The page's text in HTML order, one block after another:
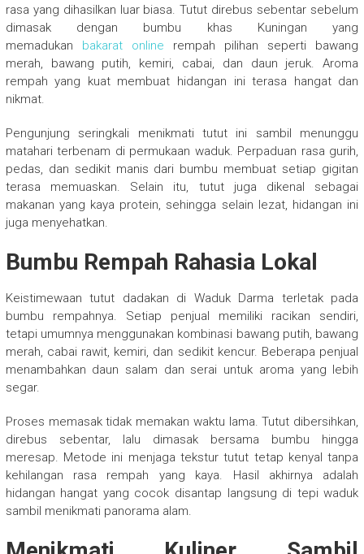
rasa yang dihasilkan luar biasa. Tutut direbus sebentar sebelum
dimasak dengan bumbu khas Kuningan yang
memadukan bakarat online rempah pilihan seperti bawang
merah, bawang putih, kemiri, cabai, dan daun jeruk. Aroma
rempah yang kuat membuat hidangan ini terasa hangat dan
nikmat.
Pengunjung seringkali menikmati tutut ini sambil menunggu
matahari terbenam di permukaan waduk. Perpaduan rasa gurih,
pedas, dan sedikit manis dari bumbu membuat setiap gigitan
terasa memuaskan. Selain itu, tutut juga dikenal sebagai
makanan yang kaya protein, sehingga selain lezat, hidangan ini
juga menyehatkan.
Bumbu Rempah Rahasia Lokal
Keistimewaan tutut dadakan di Waduk Darma terletak pada
bumbu rempahnya. Setiap penjual memiliki racikan sendiri,
tetapi umumnya menggunakan kombinasi bawang putih, bawang
merah, cabai rawit, kemiri, dan sedikit kencur. Beberapa penjual
menambahkan daun salam dan serai untuk aroma yang lebih
segar.
Proses memasak tidak memakan waktu lama. Tutut dibersihkan,
direbus sebentar, lalu dimasak bersama bumbu hingga
meresap. Metode ini menjaga tekstur tutut tetap kenyal tanpa
kehilangan rasa rempah yang kaya. Hasil akhirnya adalah
hidangan hangat yang cocok disantap langsung di tepi waduk
sambil menikmati panorama alam.